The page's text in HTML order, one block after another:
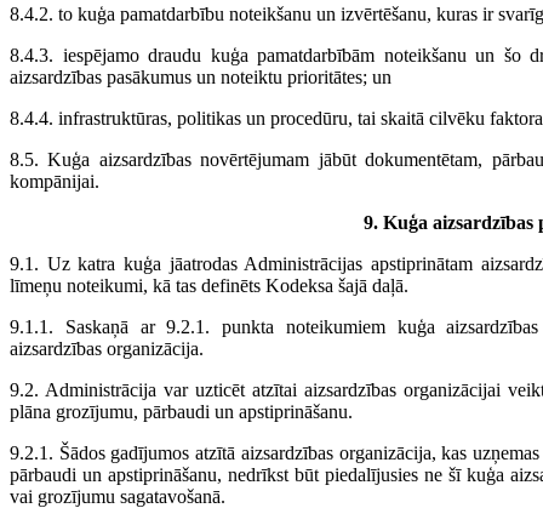
8.4.2. to kuģa pamatdarbību noteikšanu un izvērtēšanu, kuras ir
8.4.3. iespējamo draudu kuģa pamatdarbībām noteikšanu un šo
aizsardzības pasākumus un noteiktu prioritātes; un
8.4.4. infrastruktūras, politikas un procedūru, tai skaitā cilvēku
8.5. Kuģa aizsardzības novērtējumam jābūt dokumentētam,
kompānijai.
9. Kuģa aizsardzības
9.1. Uz katra kuģa jāatrodas Administrācijas apstiprinātam
līmeņu noteikumi, kā tas definēts Kodeksa šajā daļā.
9.1.1. Saskaņā ar 9.2.1. punkta noteikumiem kuģa
aizsardzības organizācija.
9.2. Administrācija var uzticēt atzītai aizsardzības organizācijai
plāna grozījumu, pārbaudi un apstiprināšanu.
9.2.1. Šādos gadījumos atzītā aizsardzības organizācija, kas
pārbaudi un apstiprināšanu, nedrīkst būt piedalījusies ne šī kuģa
vai grozījumu sagatavošanā.